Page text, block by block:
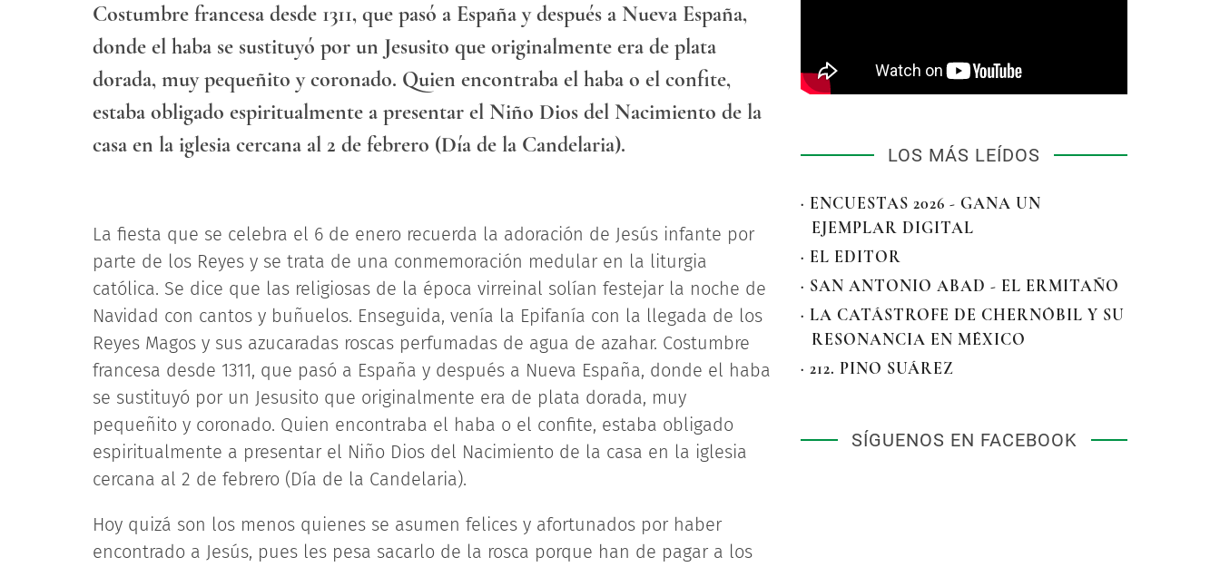
Costumbre francesa desde 1311, que pasó a España y después a Nueva España,
donde el haba se sustituyó por un Jesusito que originalmente era de plata
dorada, muy pequeñito y coronado. Quien encontraba el haba o el confite,
estaba obligado espiritualmente a presentar el Niño Dios del Nacimiento de la
casa en la iglesia cercana al 2 de febrero (Día de la Candelaria).
La fiesta que se celebra el 6 de enero recuerda la adoración de Jesús infante por
parte de los Reyes y se trata de una conmemoración medular en la liturgia
católica. Se dice que las religiosas de la época virreinal solían festejar la noche de
Navidad con cantos y buñuelos. Enseguida, venía la Epifanía con la llegada de los
Reyes Magos y sus azucaradas roscas perfumadas de agua de azahar. Costumbre
francesa desde 1311, que pasó a España y después a Nueva España, donde el haba
se sustituyó por un Jesusito que originalmente era de plata dorada, muy
pequeñito y coronado. Quien encontraba el haba o el confite, estaba obligado
espiritualmente a presentar el Niño Dios del Nacimiento de la casa en la iglesia
cercana al 2 de febrero (Día de la Candelaria).
Hoy quizá son los menos quienes se asumen felices y afortunados por haber
encontrado a Jesús, pues les pesa sacarlo de la rosca porque han de pagar a los
LOS MÁS LEÍDOS
· ENCUESTAS 2026 - GANA UN
EJEMPLAR DIGITAL
· EL EDITOR
· SAN ANTONIO ABAD - EL ERMITAÑO
· LA CATÁSTROFE DE CHERNÓBIL Y SU
RESONANCIA EN MÉXICO
· 212. PINO SUÁREZ
SÍGUENOS EN FACEBOOK